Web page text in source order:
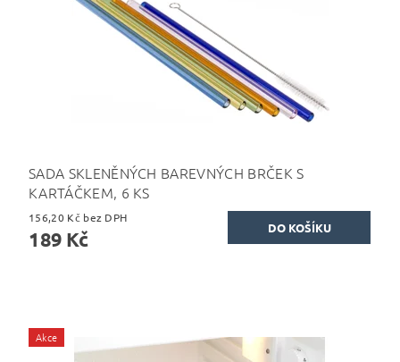
SADA SKLENĚNÝCH BAREVNÝCH BRČEK S
KARTÁČKEM, 6 KS
156,20 Kč bez DPH
189 Kč
Akce